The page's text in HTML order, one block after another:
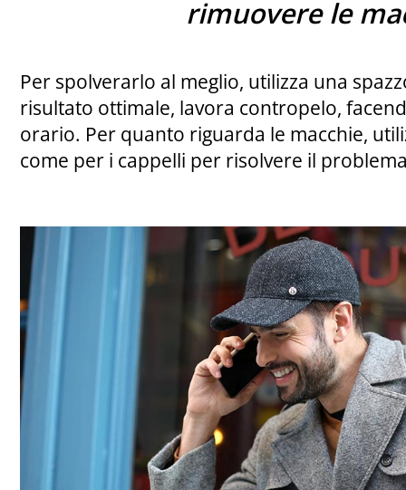
rimuovere le
Per spolverarlo al meglio, utilizza una
risultato ottimale, lavora contropelo,
orario. Per quanto riguarda le macchie,
come per i cappelli per risolvere il